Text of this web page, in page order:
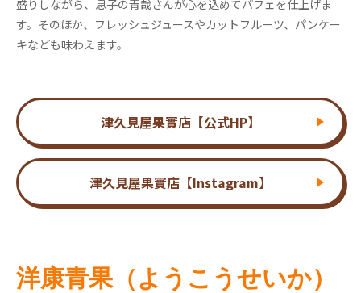
盛りしながら、息子の青哉さんが心を込めてパフェを仕上げま
す。そのほか、フレッシュジュースやカットフルーツ、パンケー
キなども味わえます。
津久見屋果實店【公式HP】
津久見屋果實店【Instagram】
洋康青果（ようこうせいか）